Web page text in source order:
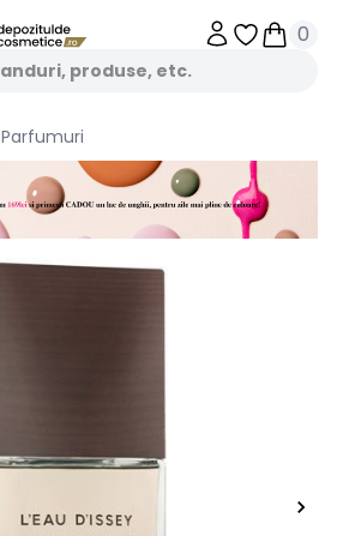
Obiecte
0
Parfumuri